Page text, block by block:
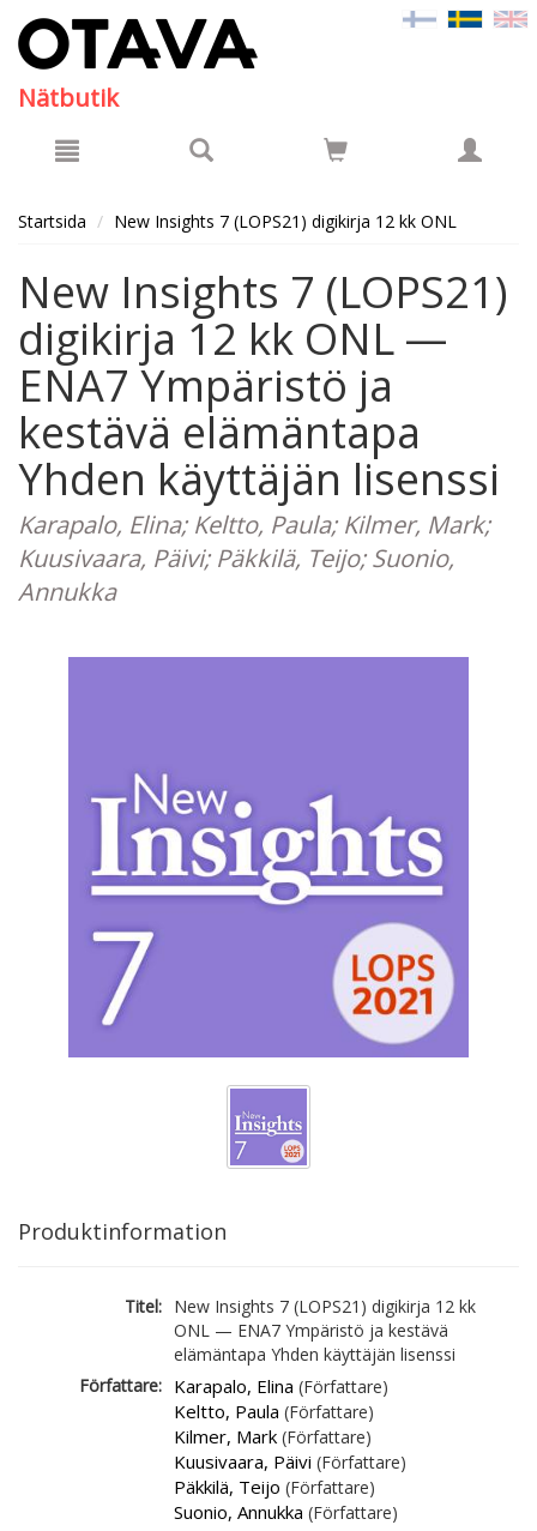
Nätbutik
Startsida New Insights 7 (LOPS21) digikirja 12 kk ONL
New Insights 7 (LOPS21)
digikirja 12 kk ONL —
ENA7 Ympäristö ja
kestävä elämäntapa
Yhden käyttäjän lisenssi
Karapalo, Elina; Keltto, Paula; Kilmer, Mark;
Kuusivaara, Päivi; Päkkilä, Teijo; Suonio,
Annukka
Produktinformation
Titel: New Insights 7 (LOPS21) digikirja 12 kk
ONL — ENA7 Ympäristö ja kestävä
elämäntapa Yhden käyttäjän lisenssi
Författare: Karapalo, Elina (Författare)
Keltto, Paula (Författare)
Kilmer, Mark (Författare)
Kuusivaara, Päivi (Författare)
Päkkilä, Teijo (Författare)
Suonio, Annukka (Författare)